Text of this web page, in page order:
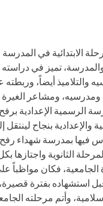
الابتدائية في
تميز في
والتلاميذ أيضاً، وربطته
ومدرسيه، ومشاعر
الرسمية الإعدادية برفح
والإعدادية بنجاح
الثانوية واجتازها
الجامعية، فكان مواظباً
قبل استشهاده بفترة
وأتم مرحلته